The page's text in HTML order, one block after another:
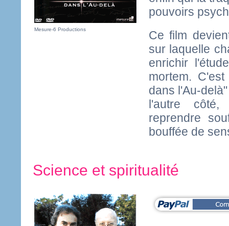
Mesure-6 Productions
pouvoirs
Ce film
sur laquelle
enrichir
mortem.
dans l'Au-
l'autre
reprendre
bouffée de
Science et spiritualité